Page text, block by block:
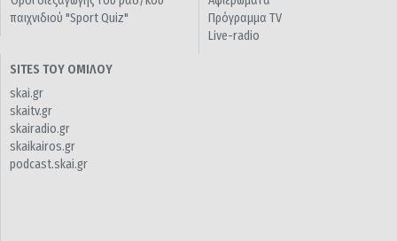
παιχνιδιού "Sport Quiz"
Πρόγραμμα TV
Live-radio
SITES ΤΟΥ ΟΜΙΛΟΥ
skai.gr
skaitv.gr
skairadio.gr
skaikairos.gr
podcast.skai.gr